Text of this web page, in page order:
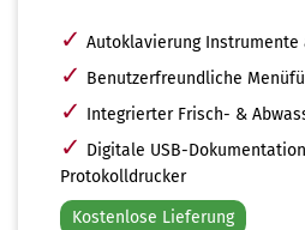
✓ Autoklavierung Instrumente
✓ Benutzerfreundliche
✓ Integrierter Frisch- &
✓ Digitale USB-
Protokolldrucker
Kostenlose Lieferung